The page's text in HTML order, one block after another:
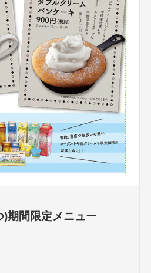
期間限定メニュー